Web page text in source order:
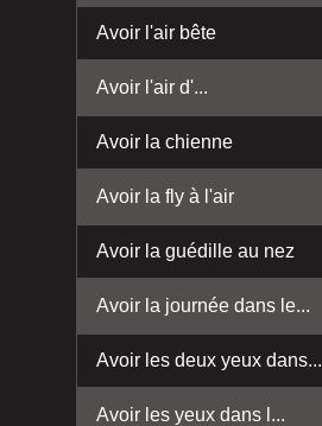
Avoir l'air bête
Avoir l'air d'...
Avoir la chienne
Avoir la fly à l'air
Avoir la guédille au nez
Avoir la journée dans le...
Avoir les deux yeux dans...
Avoir les yeux dans l...